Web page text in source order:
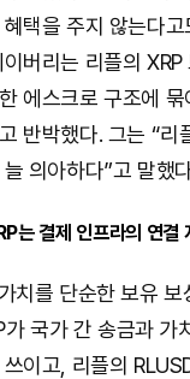
택을 주지 않는다
버리는 리플의
에스크로 구조에
반박했다. 그는 “리
의아하다”고 말했
는 결제 인프라의 연결
치를 단순한 보유 보
가 국가 간 송금과 가
이고, 리플의